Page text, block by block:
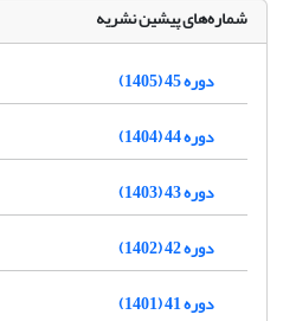
شماره‌های پیشین نشریه
دوره 45 (1405)
دوره 44 (1404)
دوره 43 (1403)
دوره 42 (1402)
دوره 41 (1401)